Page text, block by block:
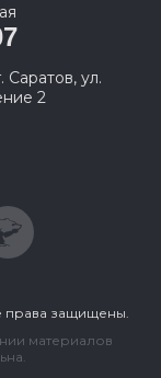
Саратов, ул.
2
права защищены.
материалов